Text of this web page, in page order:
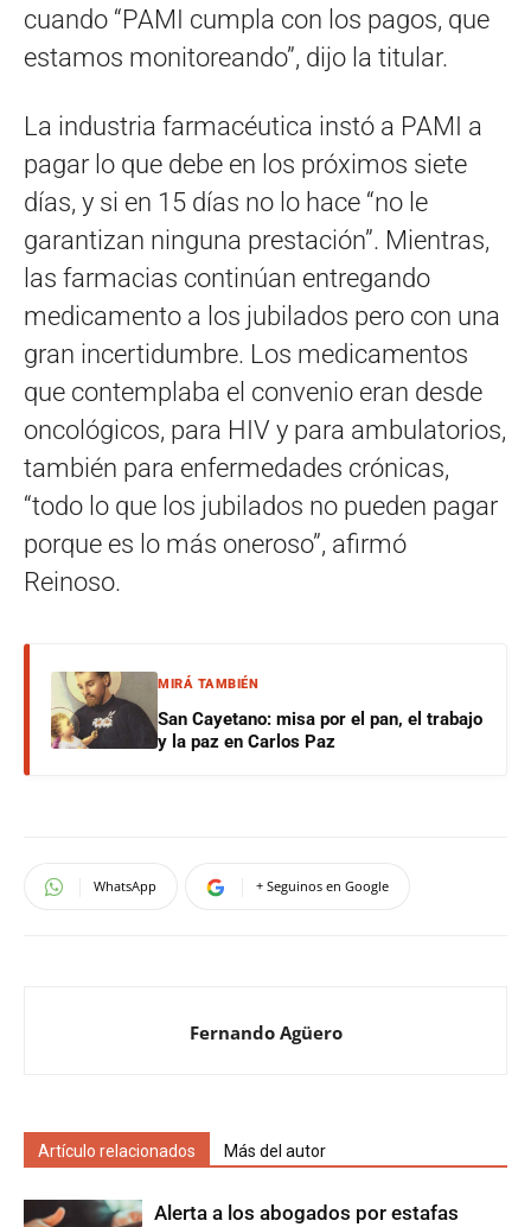
cuando “PAMI cumpla con los pagos, que
estamos monitoreando”, dijo la titular.
La industria farmacéutica instó a PAMI a
pagar lo que debe en los próximos siete
días, y si en 15 días no lo hace “no le
garantizan ninguna prestación”. Mientras,
las farmacias continúan entregando
medicamento a los jubilados pero con una
gran incertidumbre. Los medicamentos
que contemplaba el convenio eran desde
oncológicos, para HIV y para ambulatorios,
también para enfermedades crónicas,
“todo lo que los jubilados no pueden pagar
porque es lo más oneroso”, afirmó
Reinoso.
MIRÁ TAMBIÉN
San Cayetano: misa por el pan, el trabajo
y la paz en Carlos Paz
WhatsApp + Seguinos en Google
Fernando Agüero
Artículo relacionados Más del autor
Alerta a los abogados por estafas